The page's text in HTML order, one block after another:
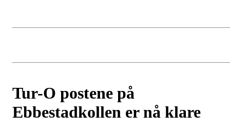
Tur-O postene på
Ebbestadkollen er nå klare